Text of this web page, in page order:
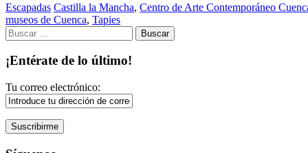
Escapadas Castilla la Mancha, Centro de Arte Contemporáneo
museos de Cuenca, Tapies
Buscar:
¡Entérate de lo último!
Tu correo electrónico: